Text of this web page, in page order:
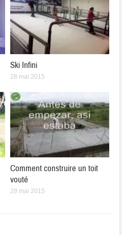
Ski Infini
28 mai 2015
Comment construire un toit
vouté
28 mai 2015